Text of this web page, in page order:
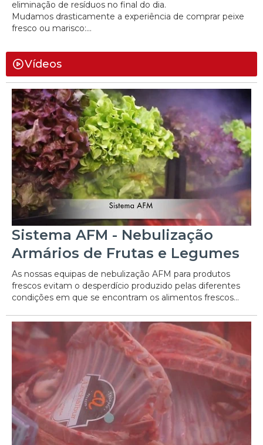
eliminação de resíduos no final do dia.
Mudamos drasticamente a experiência de comprar peixe
fresco ou marisco:...
Vídeos
Sistema AFM - Nebulização
Armários de Frutas e Legumes
As nossas equipas de nebulização AFM para produtos
frescos evitam o desperdício produzido pelas diferentes
condições em que se encontram os alimentos frescos...